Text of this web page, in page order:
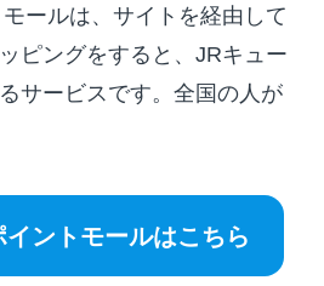
ールは、サイトを経由して
ピングをすると、JRキュー
サービスです。全国の人が
ントモールはこちら